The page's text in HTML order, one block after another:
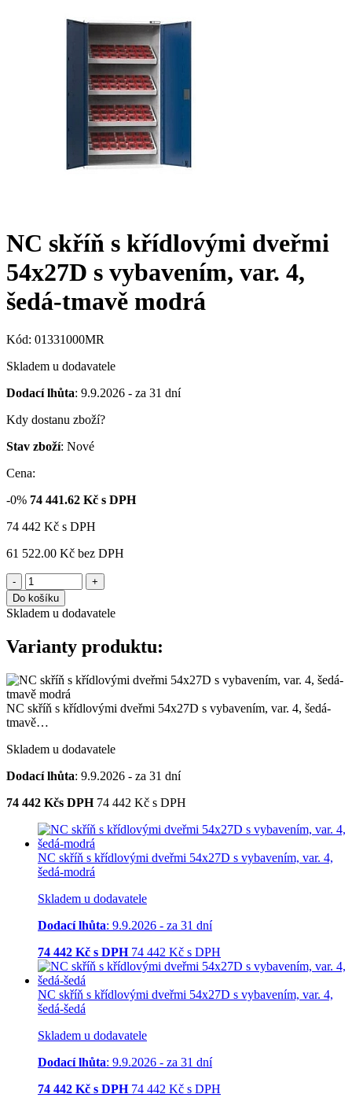
NC skříň s křídlovými dveřmi
54x27D s vybavením, var. 4,
šedá-tmavě modrá
Kód: 01331000MR
Skladem u dodavatele
Dodací lhůta: 9.9.2026 - za 31 dní
Kdy dostanu zboží?
Stav zboží: Nové
Cena:
-0% 74 441.62 Kč s DPH
74 442 Kč s DPH
61 522.00 Kč bez DPH
-
+
Do košíku
Skladem u dodavatele
Varianty produktu:
NC skříň s křídlovými dveřmi 54x27D s vybavením, var. 4, šedá-
tmavě…
Skladem u dodavatele
Dodací lhůta: 9.9.2026 - za 31 dní
74 442 Kčs DPH 74 442 Kč s DPH
NC skříň s křídlovými dveřmi 54x27D s vybavením, var. 4,
šedá-modrá
Skladem u dodavatele
Dodací lhůta: 9.9.2026 - za 31 dní
74 442 Kč s DPH 74 442 Kč s DPH
NC skříň s křídlovými dveřmi 54x27D s vybavením, var. 4,
šedá-šedá
Skladem u dodavatele
Dodací lhůta: 9.9.2026 - za 31 dní
74 442 Kč s DPH 74 442 Kč s DPH